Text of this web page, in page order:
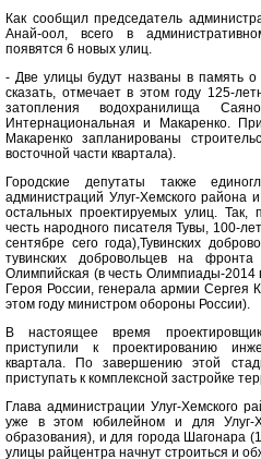
Как сообщил председатель
Анай-оол, всего в
появятся 6 новых улиц.
- Две улицы будут названы в память о
сказать, отмечает в этом году 125-
затопления водохранилища
Интернациональная и Макаренко.
Макаренко запланированы
восточной части квартала).
Городские депутаты также
администраций Улуг-Хемского района
остальных проектируемых улиц.
честь народного писателя Тувы, 100-
сентябре сего года),Тувинских
тувинских добровольцев на
Олимпийская (в честь Олимпиады-2014
Героя России, генерала армии Сергея
этом году министром обороны России).
В настоящее время
приступили к проектированию
квартала. По завершению этой
приступать к комплексной застройке
Глава администрации Улуг-Хемского
уже в этом юбилейном и для Улуг-
образования), и для города Шагонара
улицы райцентра начнут строиться и